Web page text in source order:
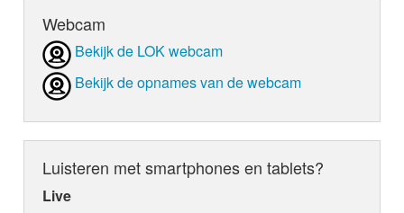
Webcam
Bekijk de LOK webcam
Bekijk de opnames van de webcam
Luisteren met smartphones en tablets?
Live